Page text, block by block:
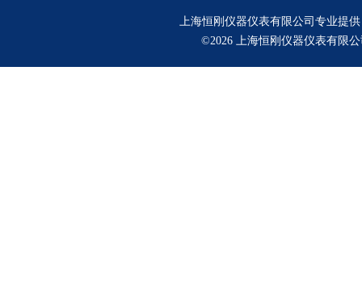
上海恒刚仪器仪表有限公司专业提
©2026 上海恒刚仪器仪表有限